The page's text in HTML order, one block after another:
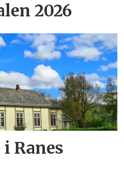
2026
Ranes